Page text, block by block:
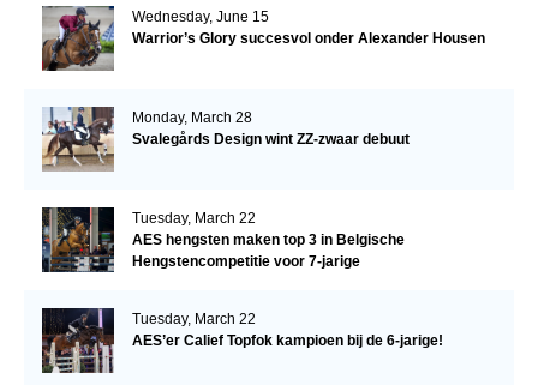
Wednesday, June 15
Warrior’s Glory succesvol onder Alexander Housen
Monday, March 28
Svalegårds Design wint ZZ-zwaar debuut
Tuesday, March 22
AES hengsten maken top 3 in Belgische
Hengstencompetitie voor 7-jarige
Tuesday, March 22
AES’er Calief Topfok kampioen bij de 6-jarige!